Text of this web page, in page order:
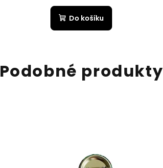
Do košíku
Podobné produkty